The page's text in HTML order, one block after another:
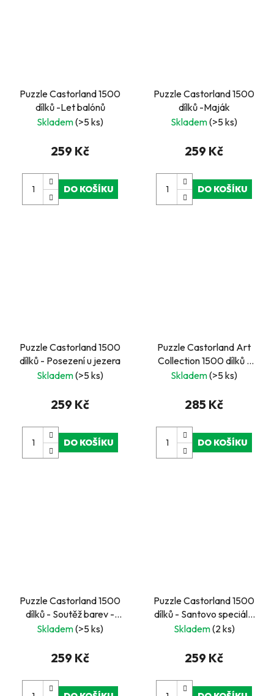
Puzzle Castorland 1500
dílků -Let balónů
Skladem(>5 ks)
259 Kč
DO KOŠÍKU
Puzzle Castorland 1500
dílků -Maják
Skladem(>5 ks)
259 Kč
DO KOŠÍKU
Puzzle Castorland 1500
dílků - Posezení u jezera
Skladem(>5 ks)
259 Kč
DO KOŠÍKU
Puzzle Castorland Art
Collection 1500 dílků -
Italská ulička
Skladem(>5 ks)
285 Kč
DO KOŠÍKU
Puzzle Castorland 1500
dílků - Soutěž barev -
zelený chameleon
Skladem(>5 ks)
259 Kč
Puzzle Castorland 1500
dílků - Santovo speciální
doručení
Skladem(2 ks)
259 Kč